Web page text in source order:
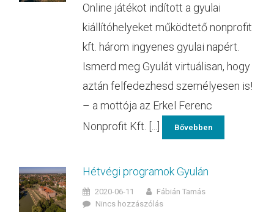
Online játékot indított a gyulai
kiállítóhelyeket működtető nonprofit
kft. három ingyenes gyulai napért.
Ismerd meg Gyulát virtuálisan, hogy
aztán felfedezhesd személyesen is!
– a mottója az Erkel Ferenc
Nonprofit Kft. [...]
Bővebben
Hétvégi programok Gyulán
2020-06-11
Fábián Tamás
Nincs hozzászólás